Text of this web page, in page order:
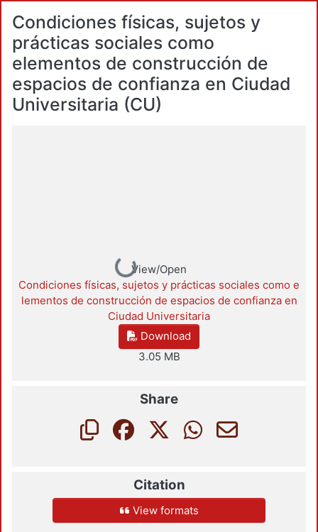
Condiciones físicas, sujetos y
prácticas sociales como
elementos de construcción de
espacios de confianza en Ciudad
Universitaria (CU)
Loading...
View/Open
Condiciones físicas, sujetos y prácticas sociales como e
lementos de construcción de espacios de confianza en
Ciudad Universitaria
Download
3.05 MB
Share
Citation
View formats